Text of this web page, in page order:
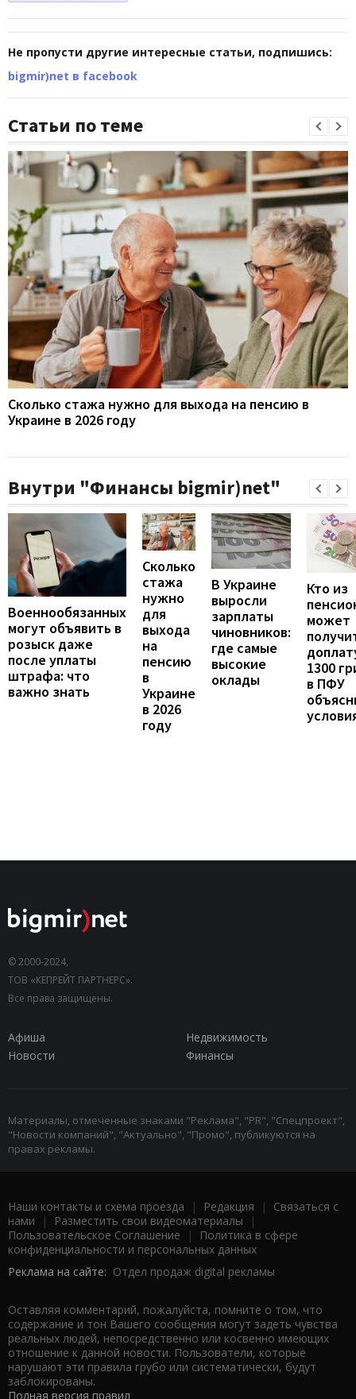
Не пропусти другие интересные статьи, подпишись:
bigmir)net в facebook
Статьи по теме
Сколько стажа нужно для выхода на пенсию в
Украине в 2026 году
Внутри "Финансы bigmir)net"
Военнообязанных
могут объявить в
розыск даже
после уплаты
штрафа: что
важно знать
Сколько
стажа
нужно
для
выхода
на
пенсию
в
Украине
в 2026
году
В Украине
выросли
зарплаты
чиновников:
где самые
высокие
оклады
Кто из
может
1300
в ПФУ
© 2000-2024,
ТОВ «КЕПРЕЙТ ПАРТНЕРС».
Все права защищены.
Афиша
Недвижимость
Новости
Финансы
Материалы, отмеченные знаками "Реклама", "PR", "Спецпроект",
"Новости компаний", "Актуально", "Промо", публикуются на
правах рекламы.
Наши контакты и схема проезда | Редакция | Связаться с
нами | Разместить свои видеоматериалы |
Пользовательское Соглашение |
Политика в сфере
конфиденциальности и персональных данных
Реклама на сайте: Отдел продаж digital рекламы
Оставляя комментарий, пожалуйста, помните о том, что
содержание и тон Вашего сообщения могут задеть чувства
реальных людей, непосредственно или косвенно имеющих
отношение к данной новости. Пользователи, которые
нарушают эти правила грубо или систематически, будут
заблокированы.
Полная версия правил